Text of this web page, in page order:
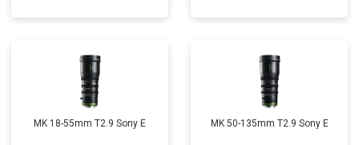
MK 18-55mm T2.9 Sony E MK 50-135mm T2.9 Sony E